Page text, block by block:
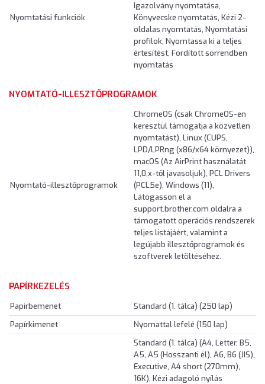
Nyomtatási funkciók
Igazolvány nyomtatása,
Könyvecske nyomtatás, Kézi 2-
oldalas nyomtatás, Nyomtatási
profilok, Nyomtassa ki a teljes
értesítést, Fordított sorrendben
nyomtatás
NYOMTATÓ-ILLESZTŐPROGRAMOK
Nyomtató-illesztőprogramok
ChromeOS (csak ChromeOS-en
keresztül támogatja a közvetlen
nyomtatást), Linux (CUPS,
LPD/LPRng (x86/x64 környezet)),
macOS (Az AirPrint használatát
11,0,x-től javasoljuk), PCL Drivers
(PCL5e), Windows (11),
Látogasson el a
support.brother.com oldalra a
támogatott operációs rendszerek
teljes listájáért, valamint a
legújabb illesztőprogramok és
szoftverek letöltéséhez.
PAPÍRKEZELÉS
Papirbemenet
Standard (1. tálca) (250 lap)
Papírkimenet
Nyomattal lefelé (150 lap)
Standard (1. tálca) (A4, Letter, B5,
A5, A5 (Hosszanti él), A6, B6 (JIS),
Executive, A4 short (270mm),
16K), Kézi adagoló nyílás